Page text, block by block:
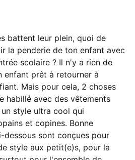
battent leur plein, quoi de
la penderie de ton enfant avec
scolaire ? Il n'y a rien de
enfant prêt à retourner à
Mais pour cela, 2 choses
habillé avec des vêtements
style ultra cool qui
et copines. Bonne
dessous sont conçues pour
style aux petit(e)s, pour la